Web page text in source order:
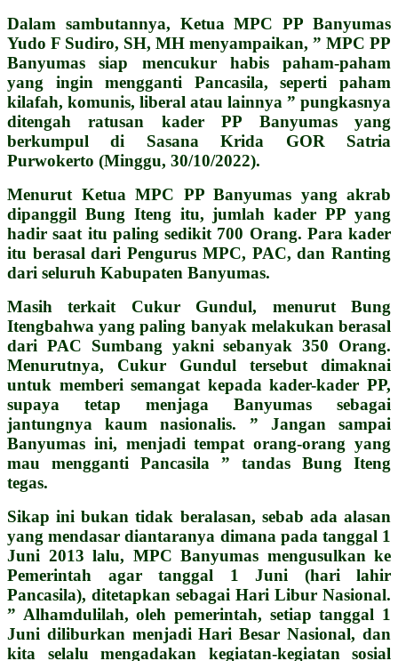
Dalam sambutannya, Ketua MPC PP Banyumas
Yudo F Sudiro, SH, MH menyampaikan, ” MPC PP
Banyumas siap mencukur habis paham-paham
yang ingin mengganti Pancasila, seperti paham
kilafah, komunis, liberal atau lainnya ” pungkasnya
ditengah ratusan kader PP Banyumas yang
berkumpul di Sasana Krida GOR Satria
Purwokerto (Minggu, 30/10/2022).
Menurut Ketua MPC PP Banyumas yang akrab
dipanggil Bung Iteng itu, jumlah kader PP yang
hadir saat itu paling sedikit 700 Orang. Para kader
itu berasal dari Pengurus MPC, PAC, dan Ranting
dari seluruh Kabupaten Banyumas.
Masih terkait Cukur Gundul, menurut Bung
Itengbahwa yang paling banyak melakukan berasal
dari PAC Sumbang yakni sebanyak 350 Orang.
Menurutnya, Cukur Gundul tersebut dimaknai
untuk memberi semangat kepada kader-kader PP,
supaya tetap menjaga Banyumas sebagai
jantungnya kaum nasionalis. ” Jangan sampai
Banyumas ini, menjadi tempat orang-orang yang
mau mengganti Pancasila ” tandas Bung Iteng
tegas.
Sikap ini bukan tidak beralasan, sebab ada alasan
yang mendasar diantaranya dimana pada tanggal 1
Juni 2013 lalu, MPC Banyumas mengusulkan ke
Pemerintah agar tanggal 1 Juni (hari lahir
Pancasila), ditetapkan sebagai Hari Libur Nasional.
” Alhamdulilah, oleh pemerintah, setiap tanggal 1
Juni diliburkan menjadi Hari Besar Nasional, dan
kita selalu mengadakan kegiatan-kegiatan sosial